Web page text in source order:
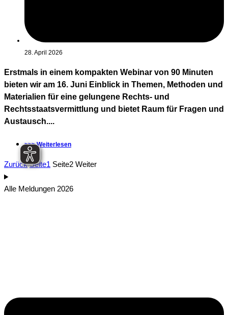
28. April 2026
Erstmals in einem kompakten Webinar von 90 Minuten
bieten wir am 16. Juni Einblick in Themen, Methoden und
Materialien für eine gelungene Rechts- und
Rechtsstaatsvermittlung und bietet Raum für Fragen und
Austausch....
>>> Weiterlesen
Zurück Seite1 Seite2 Weiter
Alle Meldungen 2026